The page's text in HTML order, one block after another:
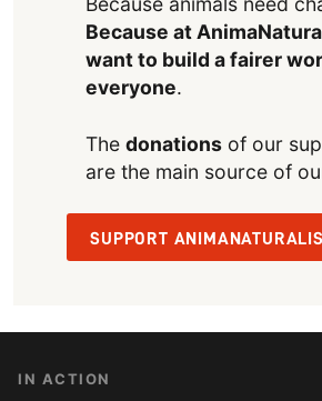
Because at
want to build a fairer
everyone.
The donationsof our
are the main source of
SUPPORT ANIMANATURALIS
IN ACTION